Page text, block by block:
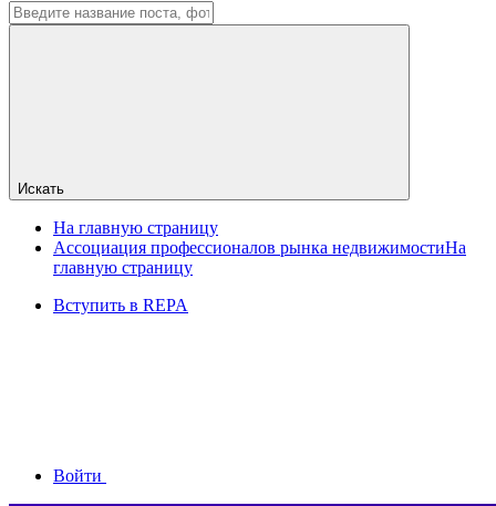
Искать
На главную страницу
Ассоциация профессионалов рынка недвижимостиНа
главную страницу
Вступить в REPA
Войти